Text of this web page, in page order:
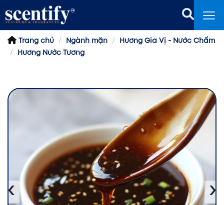
Trang chủ Ngành mặn
Hương Gia Vị - Nước Chấm
Hương Nước Tương
‹ ›